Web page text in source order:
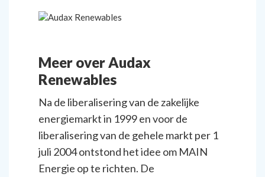
Meer over Audax
Renewables
Na de liberalisering van de zakelijke
energiemarkt in 1999 en voor de
liberalisering van de gehele markt per 1
juli 2004 ontstond het idee om MAIN
Energie op te richten. De